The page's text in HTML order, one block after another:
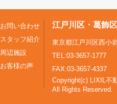
お問い合わせ
スタッフ紹介
周辺施設
お客様の声
江戸川区・葛飾
東京都江戸川区西小
TEL:03-3657-1777
FAX:03-3657-4337
Copyright(c) LIXIL不
All Rights Reserved.